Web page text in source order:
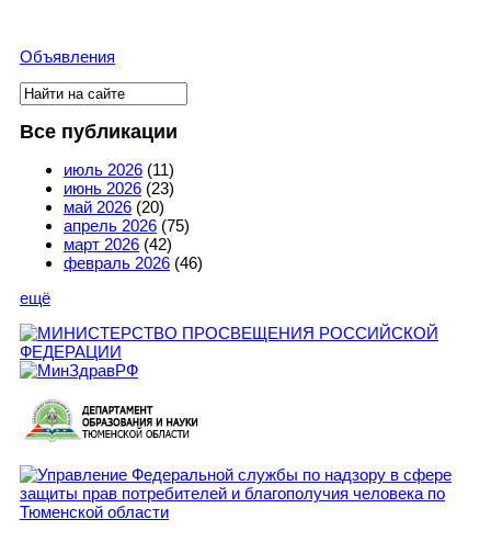
Объявления
Форма поиска
Поиск
Все публикации
июль 2026 (11)
июнь 2026 (23)
май 2026 (20)
апрель 2026 (75)
март 2026 (42)
февраль 2026 (46)
ещё